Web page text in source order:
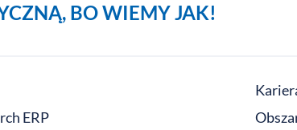
BO WIEMY JAK!
ERP